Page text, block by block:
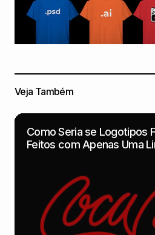
Veja Também
Como Seria se Logotipos
Feitos com Apenas Uma